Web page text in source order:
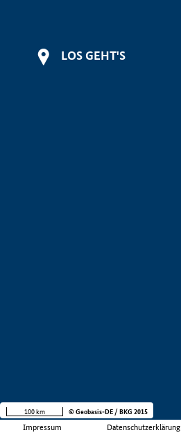
LOS GEHT'S
Impressum Datenschutzerklärung
100 km © Geobasis-DE / BKG 2015